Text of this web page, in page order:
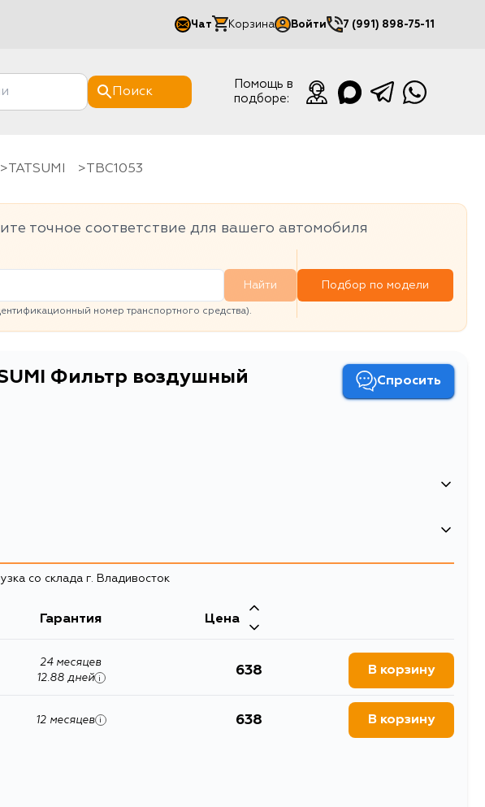
Чат Корзина Войти
Мой кабинет
7 (991) 898-75-11
Поиск
Помощь в
подборе:
TATSUMI TBC1053
точное соответствие для вашего автомобиля
Найти
номер транспортного средства).
Подбор по модели
Фильтр воздушный Спросить
со склада г. Владивосток
Гарантия Цена
24 месяцев
12.88 дней
i
638 В корзину
12 месяцев i 638 В корзину